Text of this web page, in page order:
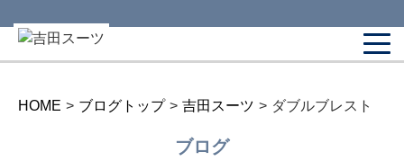
HOME > ブログトップ > 吉田スーツ > ダブルブレスト
ブログ